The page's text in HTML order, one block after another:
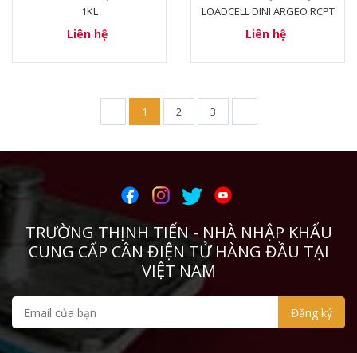
1KL
Liên hệ
LOADCELL DINI ARGEO RCPT
Liên hệ
1 2 3
TRƯỜNG THỊNH TIẾN - NHÀ NHẬP KHẨU
CUNG CẤP CÂN ĐIỆN TỬ HÀNG ĐẦU TẠI
VIỆT NAM